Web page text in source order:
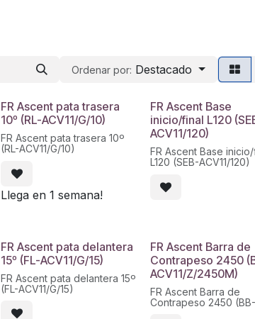
Ordenar por: Destacado
FR Ascent pata trasera
10º (RL-ACV11/G/10)
FR Ascent pata trasera 10º
(RL-ACV11/G/10)
Llega en 1 semana!
FR Ascent Base
inicio/final L120
ACV11/120)
FR Ascent Base
L120 (SEB-ACV11/120)
FR Ascent pata delantera
15º (FL-ACV11/G/15)
FR Ascent pata delantera 15º
(FL-ACV11/G/15)
FR Ascent Barra de
Contrapeso 2450
ACV11/Z/2450M)
FR Ascent Barra de
Contrapeso 2450 (BB-